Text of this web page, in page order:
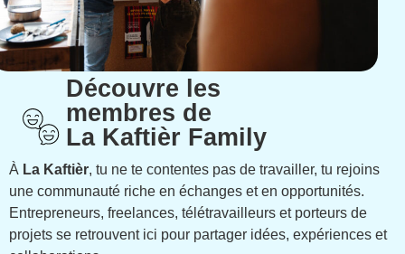
Découvre les
membres de
La Kaftièr Family
À La Kaftièr, tu ne te contentes pas de travailler, tu rejoins
une communauté riche en échanges et en opportunités.
Entrepreneurs, freelances, télétravailleurs et porteurs de
projets se retrouvent ici pour partager idées, expériences et